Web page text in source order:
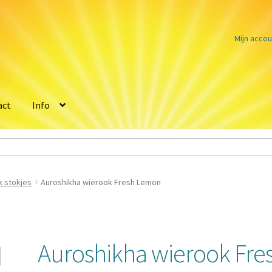
Mijn
Info
stokjes Auroshikha wierook Fresh Lemon
Auroshikha wierook